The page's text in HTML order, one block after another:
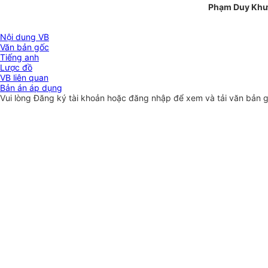
Phạm Duy
Nội dung VB
Văn bản gốc
Tiếng anh
Lược đồ
VB liên quan
Bản án áp dụng
Vui lòngĐăng ký tài khoản hoặc đăng nhập để xem và tải văn bản